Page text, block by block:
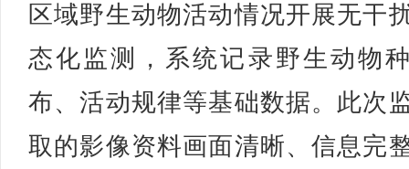
区域野生动物活动情况开展无干
态化监测，系统记录野生动物
布、活动规律等基础数据。此次
取的影像资料画面清晰、信息完